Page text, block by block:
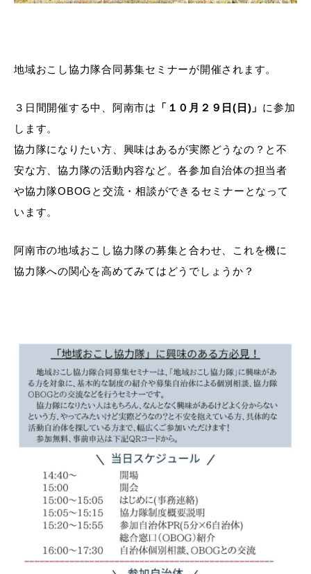
地域おこし協力隊合同募集セミナーが開催されます。
３日間開催する中、阿南市は 「１０月２９日(日)」 に参加
します。
協力隊になりたい方、興味はあるが実際どうなの？と不
安な方、協力隊の活動内容など。各参加自治体の担当者
や協力隊OBOGと交流・相談ができるセミナーとなって
います。
阿南市の地域おこし協力隊の募集と合わせ、これを機に
協力隊への関心を高めてみてはどうでしょうか？